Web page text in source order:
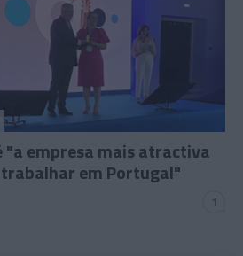
"a empresa mais atractiva
em Portugal"
1